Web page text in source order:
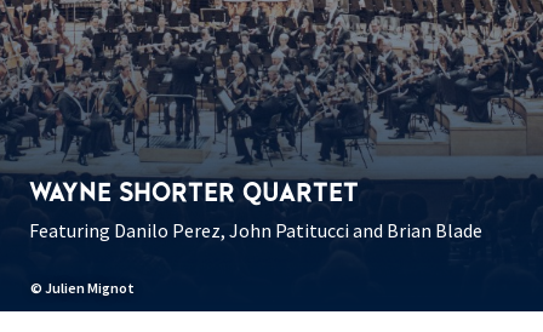
© Julien Mignot
WAYNE SHORTER QUARTET
Featuring Danilo Perez, John Patitucci and Brian Blade